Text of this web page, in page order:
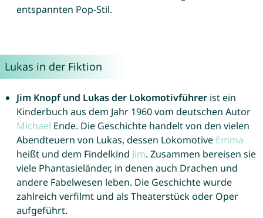
entspannten Pop-Stil.
Lukas in der Fiktion
Jim Knopf und Lukas der Lokomotivführerist ein
Kinderbuch aus dem Jahr 1960 vom deutschen Autor
Michael Ende. Die Geschichte handelt von den vielen
Abendteuern von Lukas, dessen Lokomotive Emma
heißt und dem Findelkind Jim. Zusammen bereisen sie
viele Phantasieländer, in denen auch Drachen und
andere Fabelwesen leben. Die Geschichte wurde
zahlreich verfilmt und als Theaterstück oder Oper
aufgeführt.